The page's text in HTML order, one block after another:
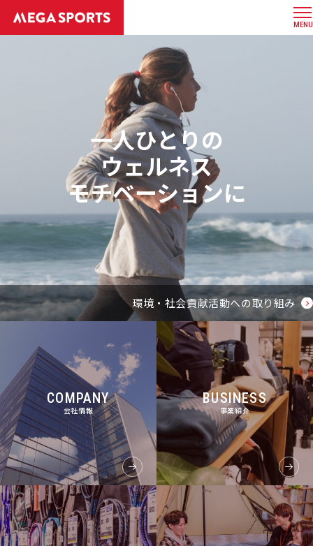
MENU
一人ひとりの
ウェルネス
モチベーションに
環境・社会貢献活動への取り組み
COMPANY
会社情報
BUSINESS
事業紹介